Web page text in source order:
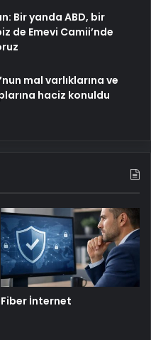
Bir yanda ABD, bir
de Emevi Camii’nde
mal varlıklarına ve
haciz konuldu
Fiber İnternet